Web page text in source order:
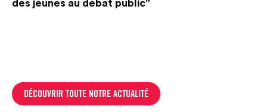
des jeunes au débat public"
DÉCOUVRIR TOUTE NOTRE ACTUALITÉ